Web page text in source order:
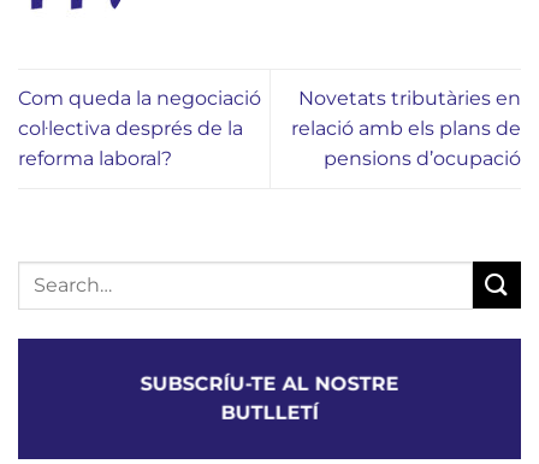
Com queda la negociació
col·lectiva després de la
reforma laboral?
Novetats tributàries en
relació amb els plans de
pensions d’ocupació
SUBSCRÍU-TE AL NOSTRE
BUTLLETÍ